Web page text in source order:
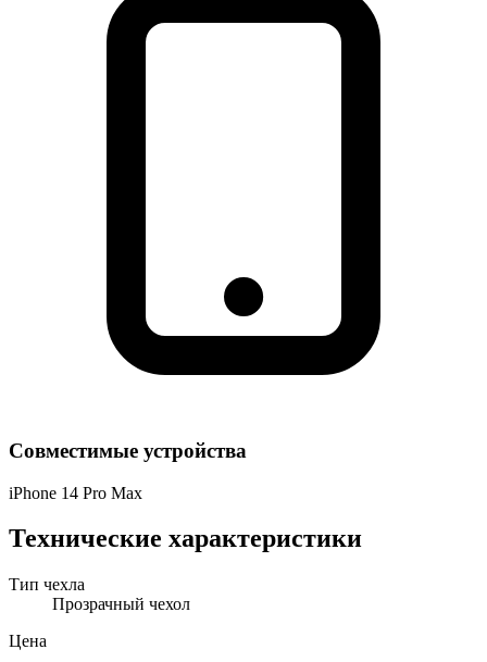
Совместимые устройства
iPhone 14 Pro Max
Технические характеристики
Тип чехла
Прозрачный чехол
Цена